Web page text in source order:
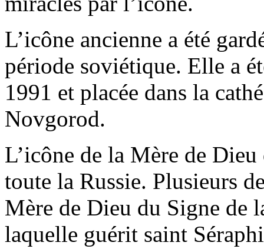
L’icône ancienne a été
période soviétique. Elle a
1991 et placée dans la
Novgorod.
L’icône de la Mère de
toute la Russie. Plusieurs
Mère de Dieu du Signe de
laquelle guérit saint